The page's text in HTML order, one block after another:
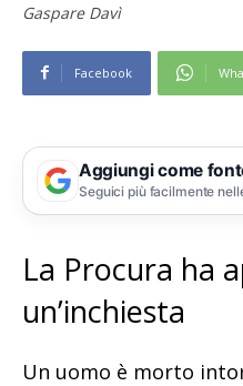
Gaspare Davì
Facebook
Aggiungi come
Seguici più facilmente
La Procura ha
un’inchiesta
Un uomo è morto